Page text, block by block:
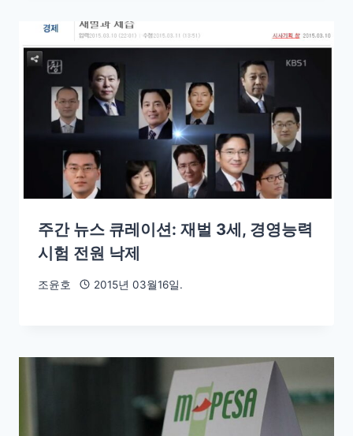
주간 뉴스 큐레이션: 재벌 3세, 경영능력
시험 전원 낙제
조윤호 2015년 03월16일.